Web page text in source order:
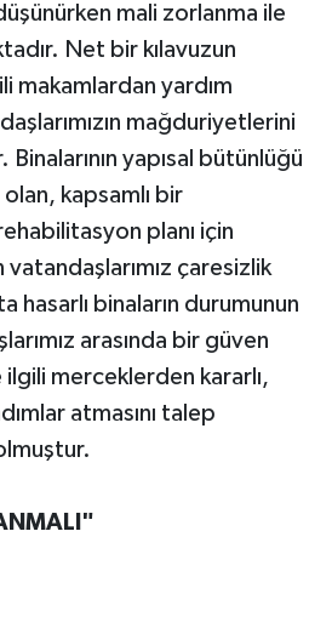
mali zorlanma ile
Net bir kılavuzun
makamlardan yardım
mağduriyetlerini
Binalarının yapısal bütünlüğü
kapsamlı bir
planı için
çaresizlik
hasarlı binaların durumunun
arasında bir güven
ilgili merceklerden kararlı,
atmasını talep